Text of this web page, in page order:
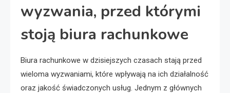
wyzwania, przed którymi
stoją biura rachunkowe
Biura rachunkowe w dzisiejszych czasach stają przed
wieloma wyzwaniami, które wpływają na ich działalność
oraz jakość świadczonych usług. Jednym z głównych